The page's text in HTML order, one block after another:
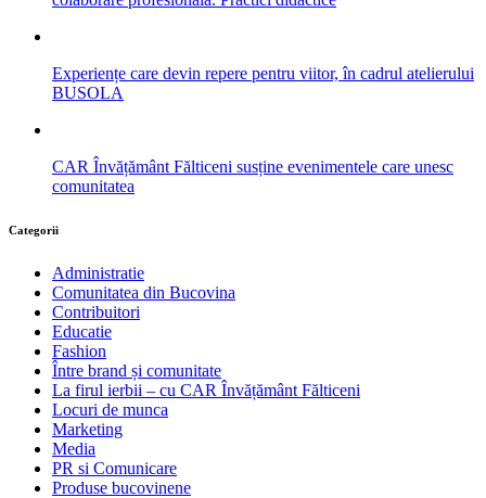
Experiențe care devin repere pentru viitor, în cadrul atelierului
BUSOLA
CAR Învățământ Fălticeni susține evenimentele care unesc
comunitatea
Categorii
Administratie
Comunitatea din Bucovina
Contribuitori
Educatie
Fashion
Între brand și comunitate
La firul ierbii – cu CAR Învățământ Fălticeni
Locuri de munca
Marketing
Media
PR si Comunicare
Produse bucovinene